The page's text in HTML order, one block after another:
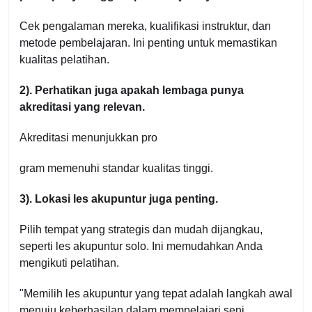
Cek pengalaman mereka, kualifikasi instruktur, dan
metode pembelajaran. Ini penting untuk memastikan
kualitas pelatihan.
2). Perhatikan juga apakah lembaga punya
akreditasi yang relevan.
Akreditasi menunjukkan pro
gram memenuhi standar kualitas tinggi.
3). Lokasi les akupuntur juga penting.
Pilih tempat yang strategis dan mudah dijangkau,
seperti les akupuntur solo. Ini memudahkan Anda
mengikuti pelatihan.
"Memilih les akupuntur yang tepat adalah langkah awal